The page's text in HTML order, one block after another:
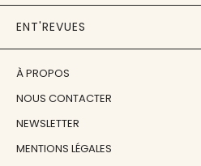
ENT'REVUES
À PROPOS
NOUS CONTACTER
NEWSLETTER
MENTIONS LÉGALES